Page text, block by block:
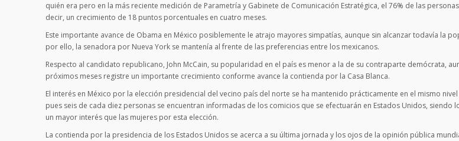
quién era pero en la más reciente medición de Parametría y Gabinete de Comunicación Estratégica, el 76% de las
decir, un crecimiento de 18 puntos porcentuales en cuatro meses.
Este importante avance de Obama en México posiblemente le atrajo mayores simpatías, aunque sin alcanzar todavía la
por ello, la senadora por Nueva York se mantenía al frente de las preferencias entre los mexicanos.
Respecto al candidato republicano, John McCain, su popularidad en el país es menor a la de su contraparte demócrata,
próximos meses registre un importante crecimiento conforme avance la contienda por la Casa Blanca.
El interés en México por la elección presidencial del vecino país del norte se ha mantenido prácticamente en el mismo
pues seis de cada diez personas se encuentran informadas de los comicios que se efectuarán en Estados Unidos, siendo
un mayor interés que las mujeres por esta elección.
La contienda por la presidencia de los Estados Unidos se acerca a su última jornada y los ojos de la opinión pública